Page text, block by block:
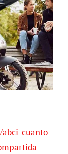
cuanto-